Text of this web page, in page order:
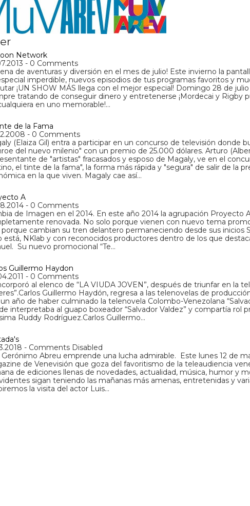
Network
- 0 Comments
de aventuras y diversión en el mes de julio! Este invierno la
imperdible, nuevos episodios de tus programas favoritos y
¡UN SHOW MÁS llega con el mejor especial! Domingo 28 de julio
tratando de conseguir dinero y entretenerse ¡Mordecai y Rigby
en uno memorable!…
de la Fama
- 0 Comments
(Elaiza Gil) entra a participar en un concurso de televisión donde
del nuevo milenio" con un premio de 25.000 dólares. Arturo
de "artistas" fracasados y esposo de Magaly, ve en el
el tinte de la fama", la forma más rápida y "segura" de salir de la
en la que viven. Magaly cae así…
A
- 0 Comments
de Imagen en el 2014. En este año 2014 la agrupación Proyecto
renovada. No solo porque vienen con nuevo tema
porque cambian su tren delantero permaneciendo desde sus inicios
está, NKlab y con reconocidos productores dentro de los que
Su nuevo promocional “Te…
Guillermo Haydon
- 0 Comments
al elenco de “LA VIUDA JOVEN”, después de triunfar en la
Guillermo Haydón, regresa a las telenovelas de
un año de haber culminado la telenovela Colombo-Venezolana
interpretaba al guapo boxeador “Salvador Valdez” y compartía rol
Ruddy Rodríguez.Carlos Guillermo…
- Comments Disabled
Gerónimo Abreu emprende una lucha admirable. Este lunes 12 de
de Venevisión que goza del favoritismo de la teleaudiencia
de ediciones llenas de novedades, actualidad, música, humor y
sigan teniendo las mañanas más amenas, entretenidas y
la visita del actor Luis…